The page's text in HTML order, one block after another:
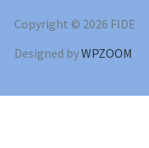
Copyright © 2026 FIDE
Designed byWPZOOM